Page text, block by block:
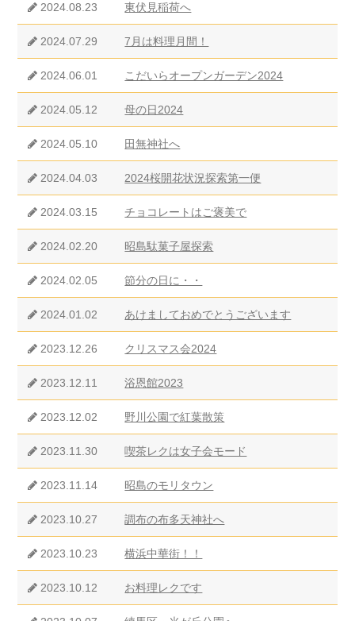
2024.08.23 東伏見稲荷へ
2024.07.29 7月は料理月間！
2024.06.01 こだいらオープンガーデン2024
2024.05.12 母の日2024
2024.05.10 田無神社へ
2024.04.03 2024桜開花状況探索第一便
2024.03.15 チョコレートはご褒美で
2024.02.20 昭島駄菓子屋探索
2024.02.05 節分の日に・・
2024.01.02 あけましておめでとうございます
2023.12.26 クリスマス会2024
2023.12.11 浴恩館2023
2023.12.02 野川公園で紅葉散策
2023.11.30 喫茶レクは女子会モード
2023.11.14 昭島のモリタウン
2023.10.27 調布の布多天神社へ
2023.10.23 横浜中華街！！
2023.10.12 お料理レクです